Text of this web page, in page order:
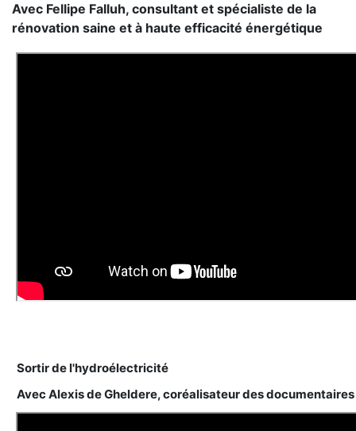
Avec Fellipe Falluh, consultant et spécialiste de la
rénovation saine et à haute efficacité énergétique
Sortir de l'hydroélectricité
Avec Alexis de Gheldere, coréalisateur des